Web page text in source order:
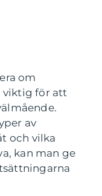
om
viktig för att
av
och vilka
kan man ge